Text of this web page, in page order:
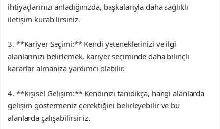
ihtiyaçlarınızı anladığınızda, başkalarıyla daha sağlıklı
iletişim kurabilirsiniz.
3. **Kariyer Seçimi:** Kendi yeteneklerinizi ve ilgi
alanlarınızı belirlemek, kariyer seçiminde daha bilinçli
kararlar almanıza yardımcı olabilir.
4. **Kişisel Gelişim:** Kendinizi tanıdıkça, hangi alanlarda
gelişim göstermeniz gerektiğini belirleyebilir ve bu
alanlarda çalışabilirsiniz.